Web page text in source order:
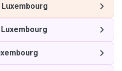
Luxembourg
Luxembourg